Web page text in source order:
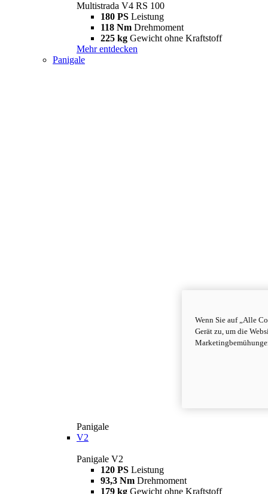
Multistrada V4 RS 100
180 PS Leistung
118 Nm Drehmoment
225 kg Gewicht ohne Kraftstoff
Mehr entdecken
Panigale
Panigale
V2
Panigale V2
120 PS Leistung
93,3 Nm Drehmoment
179 kg Gewicht ohne Kraftstoff
Wenn Sie auf „Alle
Gerät zu, um die